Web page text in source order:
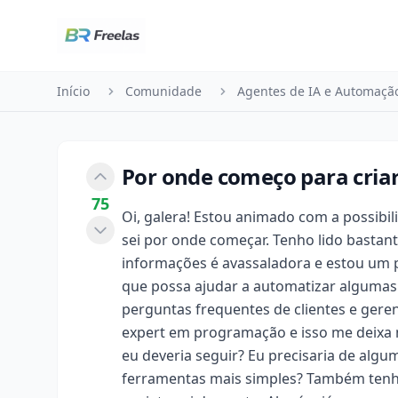
Início Comunidade Agentes de IA e
75
Por onde começo para
Oi, galera! Estou animado com a
sei por onde começar. Tenho lido
informações é avassaladora e estou
que possa ajudar a automatizar
perguntas frequentes de clientes e
expert em programação e isso me
eu deveria seguir? Eu precisaria de
ferramentas mais simples? Também